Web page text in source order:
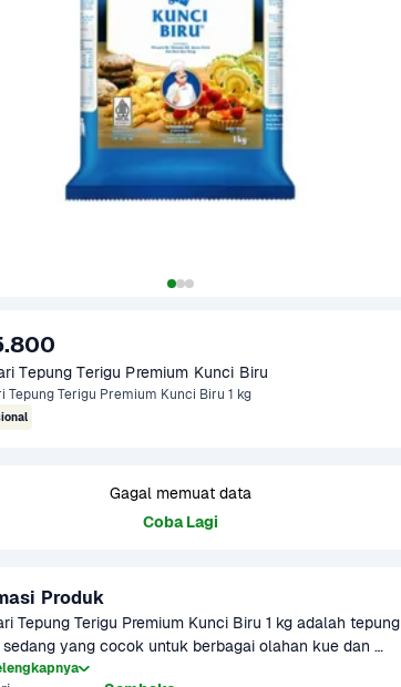
Tepung Terigu Premium Kunci Biru
Tepung Terigu Premium Kunci Biru 1 kg
Gagal memuat data
Coba Lagi
Produk
Tepung Terigu Premium Kunci Biru 1 kg adalah tepung
sedang yang cocok untuk berbagai olahan kue dan
ringan. Cocok untuk bolu, cake, pancake, dan roti